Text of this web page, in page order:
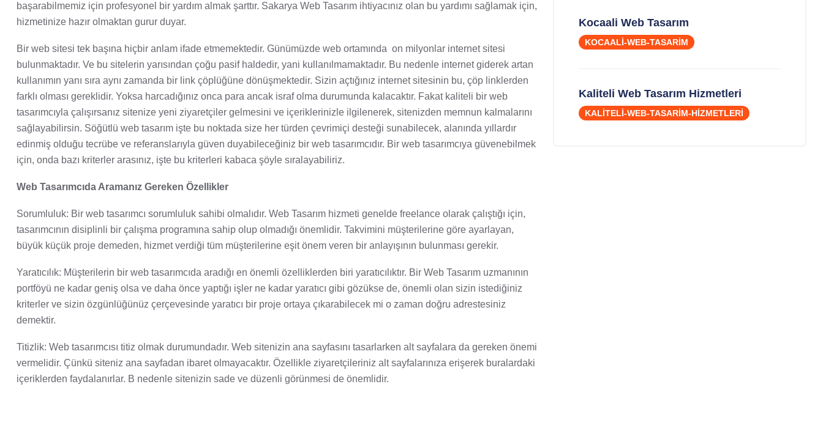
başarabilmemiz için profesyonel bir yardım almak şarttır. Sakarya Web Tasarım ihtiyacınız olan bu yardımı sağlamak için,
hizmetinize hazır olmaktan gurur duyar.
Bir web sitesi tek başına hiçbir anlam ifade etmemektedir. Günümüzde web ortamında on milyonlar internet sitesi
bulunmaktadır. Ve bu sitelerin yarısından çoğu pasif haldedir, yani kullanılmamaktadır. Bu nedenle internet giderek artan
kullanımın yanı sıra aynı zamanda bir link çöplüğüne dönüşmektedir. Sizin açtığınız internet sitesinin bu, çöp linklerden
farklı olması gereklidir. Yoksa harcadığınız onca para ancak israf olma durumunda kalacaktır. Fakat kaliteli bir web
tasarımcıyla çalışırsanız sitenize yeni ziyaretçiler gelmesini ve içeriklerinizle ilgilenerek, sitenizden memnun kalmalarını
sağlayabilirsin. Söğütlü web tasarım işte bu noktada size her türden çevrimiçi desteği sunabilecek, alanında yıllardır
edinmiş olduğu tecrübe ve referanslarıyla güven duyabileceğiniz bir web tasarımcıdır. Bir web tasarımcıya güvenebilmek
için, onda bazı kriterler arasınız, işte bu kriterleri kabaca şöyle sıralayabiliriz.
Web Tasarımcıda Aramanız Gereken Özellikler
Sorumluluk: Bir web tasarımcı sorumluluk sahibi olmalıdır. Web Tasarım hizmeti genelde freelance olarak çalıştığı için,
tasarımcının disiplinli bir çalışma programına sahip olup olmadığı önemlidir. Takvimini müşterilerine göre ayarlayan,
büyük küçük proje demeden, hizmet verdiği tüm müşterilerine eşit önem veren bir anlayışının bulunması gerekir.
Yaratıcılık: Müşterilerin bir web tasarımcıda aradığı en önemli özelliklerden biri yaratıcılıktır. Bir Web Tasarım uzmanının
portföyü ne kadar geniş olsa ve daha önce yaptığı işler ne kadar yaratıcı gibi gözükse de, önemli olan sizin istediğiniz
kriterler ve sizin özgünlüğünüz çerçevesinde yaratıcı bir proje ortaya çıkarabilecek mi o zaman doğru adrestesiniz
demektir.
Titizlik: Web tasarımcısı titiz olmak durumundadır. Web sitenizin ana sayfasını tasarlarken alt sayfalara da gereken önemi
vermelidir. Çünkü siteniz ana sayfadan ibaret olmayacaktır. Özellikle ziyaretçileriniz alt sayfalarınıza erişerek buralardaki
içeriklerden faydalanırlar. B nedenle sitenizin sade ve düzenli görünmesi de önemlidir.
Kocaali Web Tasarım
KOCAALI-WEB-TASARIM
Kaliteli Web Tasarım Hizmetleri
KALITELI-WEB-TASARIM-HIZMETLERI